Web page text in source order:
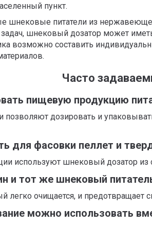
пункт.
шнековые питатели из
шнековый дозатор может
возможно составить
Часто
пищевую продукцию
позволяют дозировать и
для фасовки пеллет и
используют шнековый дозатор
и тот же шнековый
очищается, и предотвращает
можно использовать